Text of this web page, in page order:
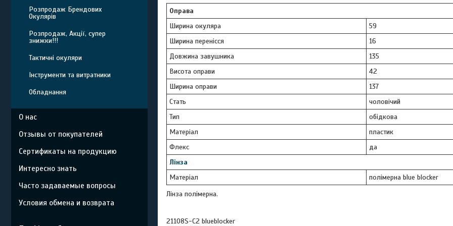
Оправа
Ширина окуляра
59
Ширина перенісся
16
Довжина завушника
135
Висота оправи
42
Ширина оправи
137
Стать
чоловічий
Тип
обідкова
Матеріал
пластик
Флекс
да
Лінза
Матеріал
полімерна blue blocker
Лінза полімерна.
21108S-C2 blueblocker
Розпродаж Брендових
Окулярів
Розпродаж, Акції, супер
знижки!!!
Тактичні окуляри
Інструменти та витратники
Обладнання
О нас
Отзывы от покупателей
Сертификаты на продукцию
Интересно знать
Часто задаваемые вопросы
Условия обмена и возврата